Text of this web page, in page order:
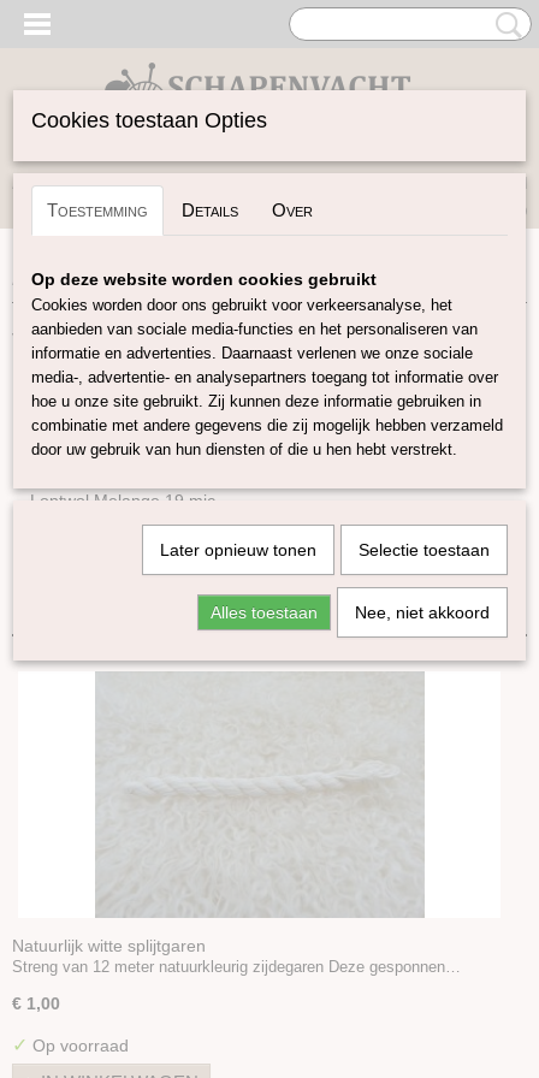
Inloggen Registreren
(0)
Home>Vilten>Zijde Producten>Zijde garen
Vilten
Naturel Lontwol
Lontwol gekleurd 14,5 mic
Lontwol Melange 19 mic
Lontwol 19 mic/zijde melange
Lontwol Gekleurd 27/23 mic
Lontwol Corriedale gekleurd
Lontwol Shetland gekleurd
Melange Blue Faced Leicester lontwol
Zijde in lont
Sari Zijde
Zijden Hankies
Zijde garen
Sorteer op:
Natuurlijk witte splijtgaren
Streng van 12 meter natuurkleurig zijdegaren Deze gesponnen…
€ 1,00
✓ Op voorraad
Cookies toestaan Opties
Toestemming Details Over
Op deze website worden cookies gebruikt
Cookies worden door ons gebruikt voor verkeersanalyse, het
aanbieden van sociale media-functies en het personaliseren van
informatie en advertenties. Daarnaast verlenen we onze sociale
media-, advertentie- en analysepartners toegang tot informatie over
hoe u onze site gebruikt. Zij kunnen deze informatie gebruiken in
combinatie met andere gegevens die zij mogelijk hebben verzameld
door uw gebruik van hun diensten of die u hen hebt verstrekt.
Later opnieuw tonen Selectie toestaan
Alles toestaan Nee, niet akkoord